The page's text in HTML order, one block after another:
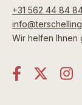
+31 562 44 84
Wir helfen Ihnen